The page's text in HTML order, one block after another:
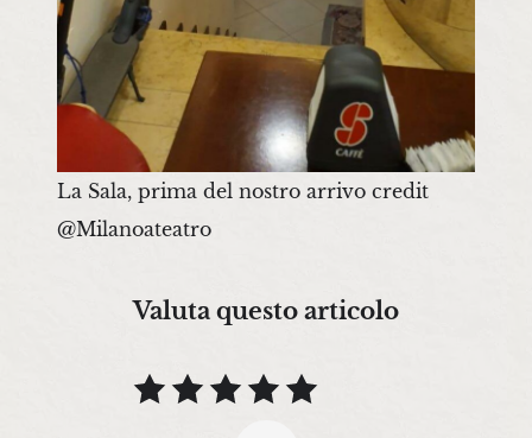
La Sala, prima del nostro arrivo credit
@Milanoateatro
Valuta questo articolo